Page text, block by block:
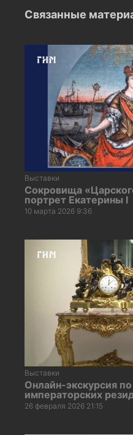
Связанные
Выставки
Сокровища
портрет Екатерины I
10 марта 2026 9:36
Выставки
Онлайн-экскурсия
императорских
26 февраля 2026 21:15